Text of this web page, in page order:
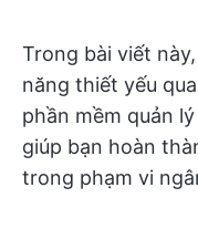
Trong bài viết
năng thiết yếu
phần mềm quản
giúp bạn hoàn
trong phạm vi